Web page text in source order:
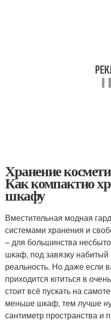
Хранение
Как компактно
шкафу
Вместительная модная
системами хранения и
– для большинства
шкаф, под завязку
реальность. Но даже если
приходится ютиться в
стоит всё пускать на
меньше шкаф, тем лучше
сантиметр пространства и